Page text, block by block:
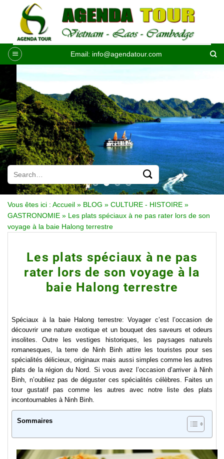
contenu
Email: info@agendatour.com
Vous êtes ici : Accueil » BLOG » CULTURE - HISTOIRE »
GASTRONOMIE » Les plats spéciaux à ne pas rater lors de son
voyage à la baie Halong terrestre
Les plats spéciaux à ne pas
rater lors de son voyage à la
baie Halong terrestre
Spéciaux à la baie Halong terrestre: Voyager c’est l’occasion de
découvrir une nature exotique et un bouquet des saveurs et odeurs
insolites. Outre les vestiges historiques, les paysages naturels
romanesques, la terre de Ninh Binh attire les touristes pour ses
spécialités délicieux, originaux mais aussi simples comme les autres
plats de la région du Nord. Si vous avez l’occasion d’arriver à Ninh
Binh, n’oubliez pas de déguster ces spécialités célèbres. Faites un
tour gustatif pas comme les autres avec notre liste des plats
incontournables à Ninh Binh.
Sommaires